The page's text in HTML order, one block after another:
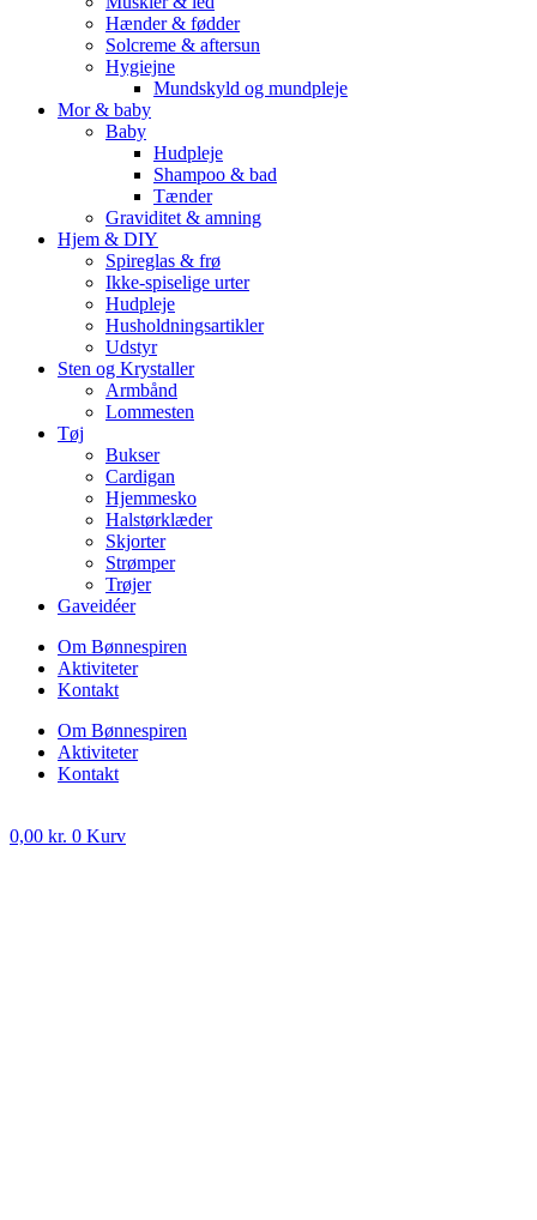
Hænder & fødder
Solcreme & aftersun
Hygiejne
Mundskyld og mundpleje
Mor & baby
Baby
Hudpleje
Shampoo & bad
Tænder
Graviditet & amning
Hjem & DIY
Spireglas & frø
Ikke-spiselige urter
Hudpleje
Husholdningsartikler
Udstyr
Sten og Krystaller
Armbånd
Lommesten
Tøj
Bukser
Cardigan
Hjemmesko
Halstørklæder
Skjorter
Strømper
Trøjer
Gaveidéer
Om Bønnespiren
Aktiviteter
Kontakt
Om Bønnespiren
Aktiviteter
Kontakt
0,00 kr. 0 Kurv